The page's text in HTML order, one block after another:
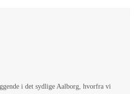
i det sydlige Aalborg, hvorfra vi